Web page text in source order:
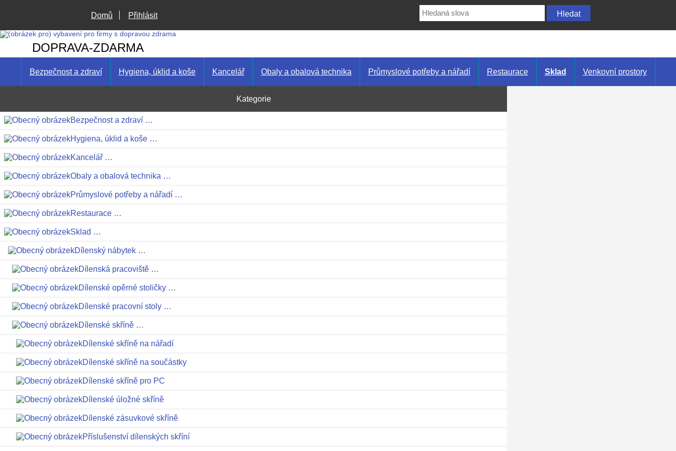
Domů Přihlásit
DOPRAVA-ZDARMA
Bezpečnost a zdraví Hygiena, úklid a koše Kancelář Obaly a obalová technika Průmyslové potřeby a nářadí Restaurace Sklad Venkovní prostory
Kategorie
Bezpečnost a zdraví …
Hygiena, úklid a koše …
Kancelář …
Obaly a obalová technika …
Průmyslové potřeby a nářadí …
Restaurace …
Sklad …
Dílenský nábytek …
Dílenská pracoviště …
Dílenské opěrné stoličky …
Dílenské pracovní stoly …
Dílenské skříně …
Dílenské skříně na nářadí
Dílenské skříně na součástky
Dílenské skříně pro PC
Dílenské úložné skříně
Dílenské zásuvkové skříně
Příslušenství dílenských skříní